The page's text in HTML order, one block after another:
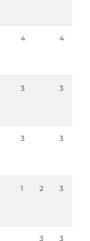
4 4
3 3
3 3
1 2 3
3 3